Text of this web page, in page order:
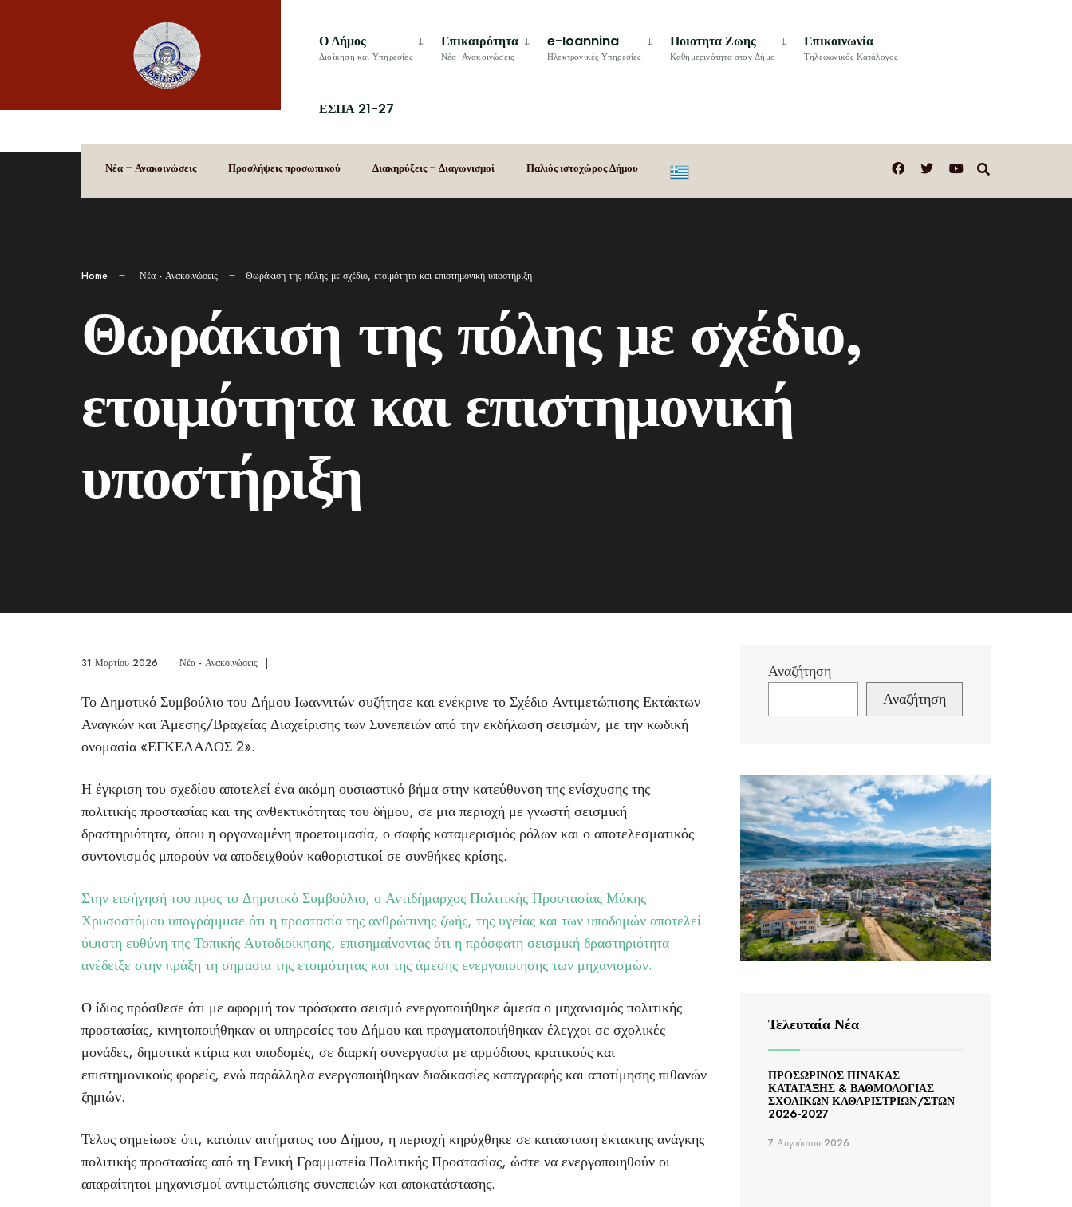
Ο Δήμος
Διοίκηση και Υπηρεσίες
Επικαιρότητα
Νέα-Ανακοινώσεις
e-Ioannina
Ηλεκτρονικές Υπηρεσίες
Ποιοτητα Ζωης
Καθημερινότητα στον Δήμο
Επικοινωνία
Τηλεφωνικός Κατάλογος
ΕΣΠΑ 21-27
Νέα – Ανακοινώσεις Προσλήψεις προσωπικού Διακηρύξεις – Διαγωνισμοί Παλιός ιστοχώρος Δήμου
Home Νέα - Ανακοινώσεις Θωράκιση της πόλης με σχέδιο, ετοιμότητα και επιστημονική υποστήριξη
Θωράκιση της πόλης με σχέδιο,
ετοιμότητα και επιστημονική
υποστήριξη
31 Μαρτίου 2026 | Νέα - Ανακοινώσεις |
Το Δημοτικό Συμβούλιο του Δήμου Ιωαννιτών συζήτησε και ενέκρινε το Σχέδιο Αντιμετώπισης Εκτάκτων
Αναγκών και Άμεσης/Βραχείας Διαχείρισης των Συνεπειών από την εκδήλωση σεισμών, με την κωδική
ονομασία «ΕΓΚΕΛΑΔΟΣ 2».
Η έγκριση του σχεδίου αποτελεί ένα ακόμη ουσιαστικό βήμα στην κατεύθυνση της ενίσχυσης της
πολιτικής προστασίας και της ανθεκτικότητας του δήμου, σε μια περιοχή με γνωστή σεισμική
δραστηριότητα, όπου η οργανωμένη προετοιμασία, ο σαφής καταμερισμός ρόλων και ο αποτελεσματικός
συντονισμός μπορούν να αποδειχθούν καθοριστικοί σε συνθήκες κρίσης.
Στην εισήγησή του προς το Δημοτικό Συμβούλιο, ο Αντιδήμαρχος Πολιτικής Προστασίας Μάκης
Χρυσοστόμου υπογράμμισε ότι η προστασία της ανθρώπινης ζωής, της υγείας και των υποδομών αποτελεί
ύψιστη ευθύνη της Τοπικής Αυτοδιοίκησης, επισημαίνοντας ότι η πρόσφατη σεισμική δραστηριότητα
ανέδειξε στην πράξη τη σημασία της ετοιμότητας και της άμεσης ενεργοποίησης των μηχανισμών.
Ο ίδιος πρόσθεσε ότι με αφορμή τον πρόσφατο σεισμό ενεργοποιήθηκε άμεσα ο μηχανισμός πολιτικής
προστασίας, κινητοποιήθηκαν οι υπηρεσίες του Δήμου και πραγματοποιήθηκαν έλεγχοι σε σχολικές
μονάδες, δημοτικά κτίρια και υποδομές, σε διαρκή συνεργασία με αρμόδιους κρατικούς και
επιστημονικούς φορείς, ενώ παράλληλα ενεργοποιήθηκαν διαδικασίες καταγραφής και αποτίμησης πιθανών
ζημιών.
Τέλος σημείωσε ότι, κατόπιν αιτήματος του Δήμου, η περιοχή κηρύχθηκε σε κατάσταση έκτακτης ανάγκης
πολιτικής προστασίας από τη Γενική Γραμματεία Πολιτικής Προστασίας, ώστε να ενεργοποιηθούν οι
απαραίτητοι μηχανισμοί αντιμετώπισης συνεπειών και αποκατάστασης.
Αναζήτηση
Αναζήτηση
Τελευταία Νέα
ΠΡΟΣΩΡΙΝΟΣ ΠΙΝΑΚΑΣ
ΚΑΤΑΤΑΞΗΣ & ΒΑΘΜΟΛΟΓΙΑΣ
ΣΧΟΛΙΚΩΝ ΚΑΘΑΡΙΣΤΡΙΩΝ/ΣΤΩΝ
2026-2027
7 Αυγούστου 2026